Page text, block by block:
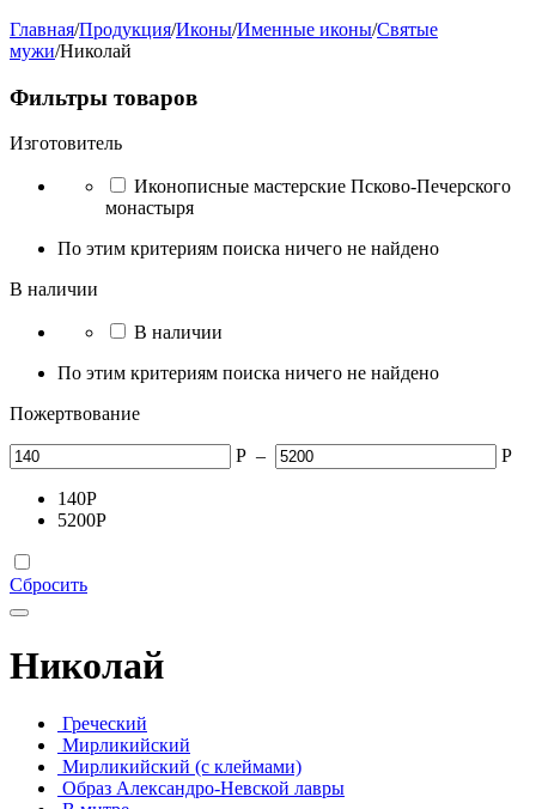
Главная/Продукция/Иконы/Именные иконы/Святые
мужи/Николай
Фильтры товаров
Изготовитель
Иконописные мастерские Псково-Печерского
монастыря
По этим критериям поиска ничего не найдено
В наличии
В наличии
По этим критериям поиска ничего не найдено
Пожертвование
Р – Р
140Р
5200Р
Сбросить
Николай
Греческий
Мирликийский
Мирликийский (с клеймами)
Образ Александро-Невской лавры